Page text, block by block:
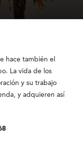
hace también el
La vida de los
y su trabajo
y adquieren así